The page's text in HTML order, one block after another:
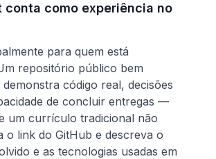
conta como experiência no
para quem está
repositório público bem
código real, decisões
de concluir entregas —
um currículo tradicional não
o link do GitHub e descreva o
e as tecnologias usadas em